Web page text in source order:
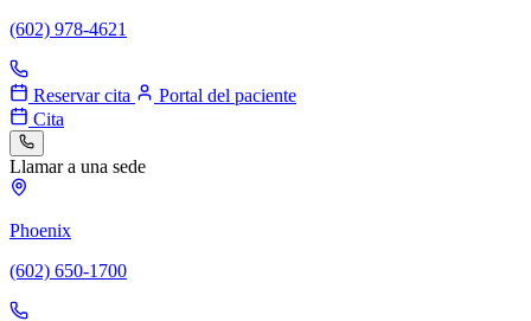
(602) 978-4621
Reservar cita
Portal del paciente
Cita
Llamar a una sede
Phoenix
(602) 650-1700